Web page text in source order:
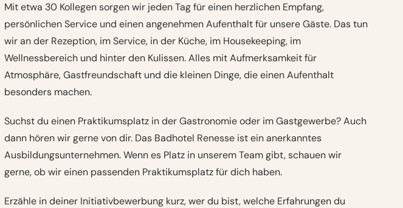
Mit etwa 30 Kollegen sorgen wir jeden Tag für einen herzlichen Empfang,
persönlichen Service und einen angenehmen Aufenthalt für unsere Gäste. Das tun
wir an der Rezeption, im Service, in der Küche, im Housekeeping, im
Wellnessbereich und hinter den Kulissen. Alles mit Aufmerksamkeit für
Atmosphäre, Gastfreundschaft und die kleinen Dinge, die einen Aufenthalt
besonders machen.
Suchst du einen Praktikumsplatz in der Gastronomie oder im Gastgewerbe? Auch
dann hören wir gerne von dir. Das Badhotel Renesse ist ein anerkanntes
Ausbildungsunternehmen. Wenn es Platz in unserem Team gibt, schauen wir
gerne, ob wir einen passenden Praktikumsplatz für dich haben.
Erzähle in deiner Initiativbewerbung kurz, wer du bist, welche Erfahrungen du